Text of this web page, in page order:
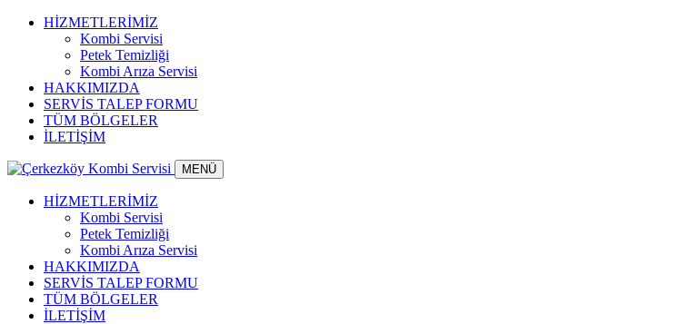
HİZMETLERİMİZ
Kombi Servisi
Petek Temizliği
Kombi Arıza Servisi
HAKKIMIZDA
SERVİS TALEP FORMU
TÜM BÖLGELER
İLETİŞİM
MENÜ
HİZMETLERİMİZ
Kombi Servisi
Petek Temizliği
Kombi Arıza Servisi
HAKKIMIZDA
SERVİS TALEP FORMU
TÜM BÖLGELER
İLETİŞİM